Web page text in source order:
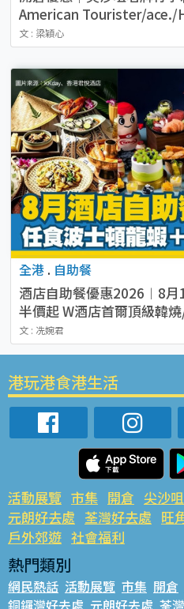
American Tourister/ace./
文 : 梁穎心
全港 . 自助餐
酒店自助餐優惠2026︱8
半價起 W酒店首爾頂級韓
文 : 冼婉君
港玩港食港生活
活動展覽 市集 開倉 尖沙
元朗好去處 荃灣好去處 旺
戶外郊遊 社會福利
熱門類別
網民熱話 活動展覽 市集 開倉
銅鑼灣好去處 元朗好去處 荃